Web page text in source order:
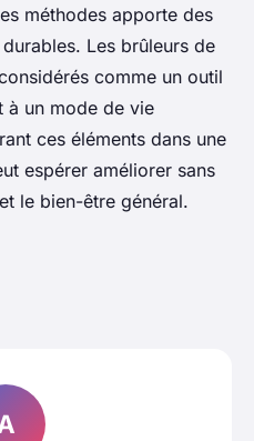
méthodes apporte des
Les brûleurs de
comme un outil
à un mode de vie
ces éléments dans une
espérer améliorer sans
et le bien-être général.